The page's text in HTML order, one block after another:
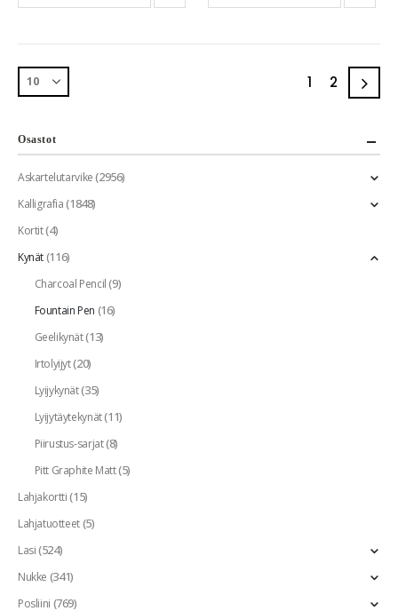
1 2
Osastot
Askartelutarvike(2956)
Kalligrafia(1848)
Kortit(4)
Kynät(116)
Charcoal Pencil(9)
Fountain Pen (16)
Geelikynät(13)
Irtolyijyt(20)
Lyijykynät(35)
Lyijytäytekynät(11)
Piirustus-sarjat(8)
Pitt Graphite Matt(5)
Lahjakortti(15)
Lahjatuotteet(5)
Lasi(524)
Nukke (341)
Posliini (769)